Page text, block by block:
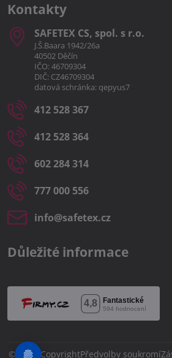
Kontakty
SAFETEX CS, spol​. s r​.o​.
J.Š.Baara 1942/26a
40502 Děčín
IČO: 46709304
DIČ: CZ46709304
datová schránka: qepyus7
412 528 367
412 528 364
602 284 314
777 000 556
info​@safetex​.cz
Důležité informace
© 2026 CopyrightPředvolby soukromí